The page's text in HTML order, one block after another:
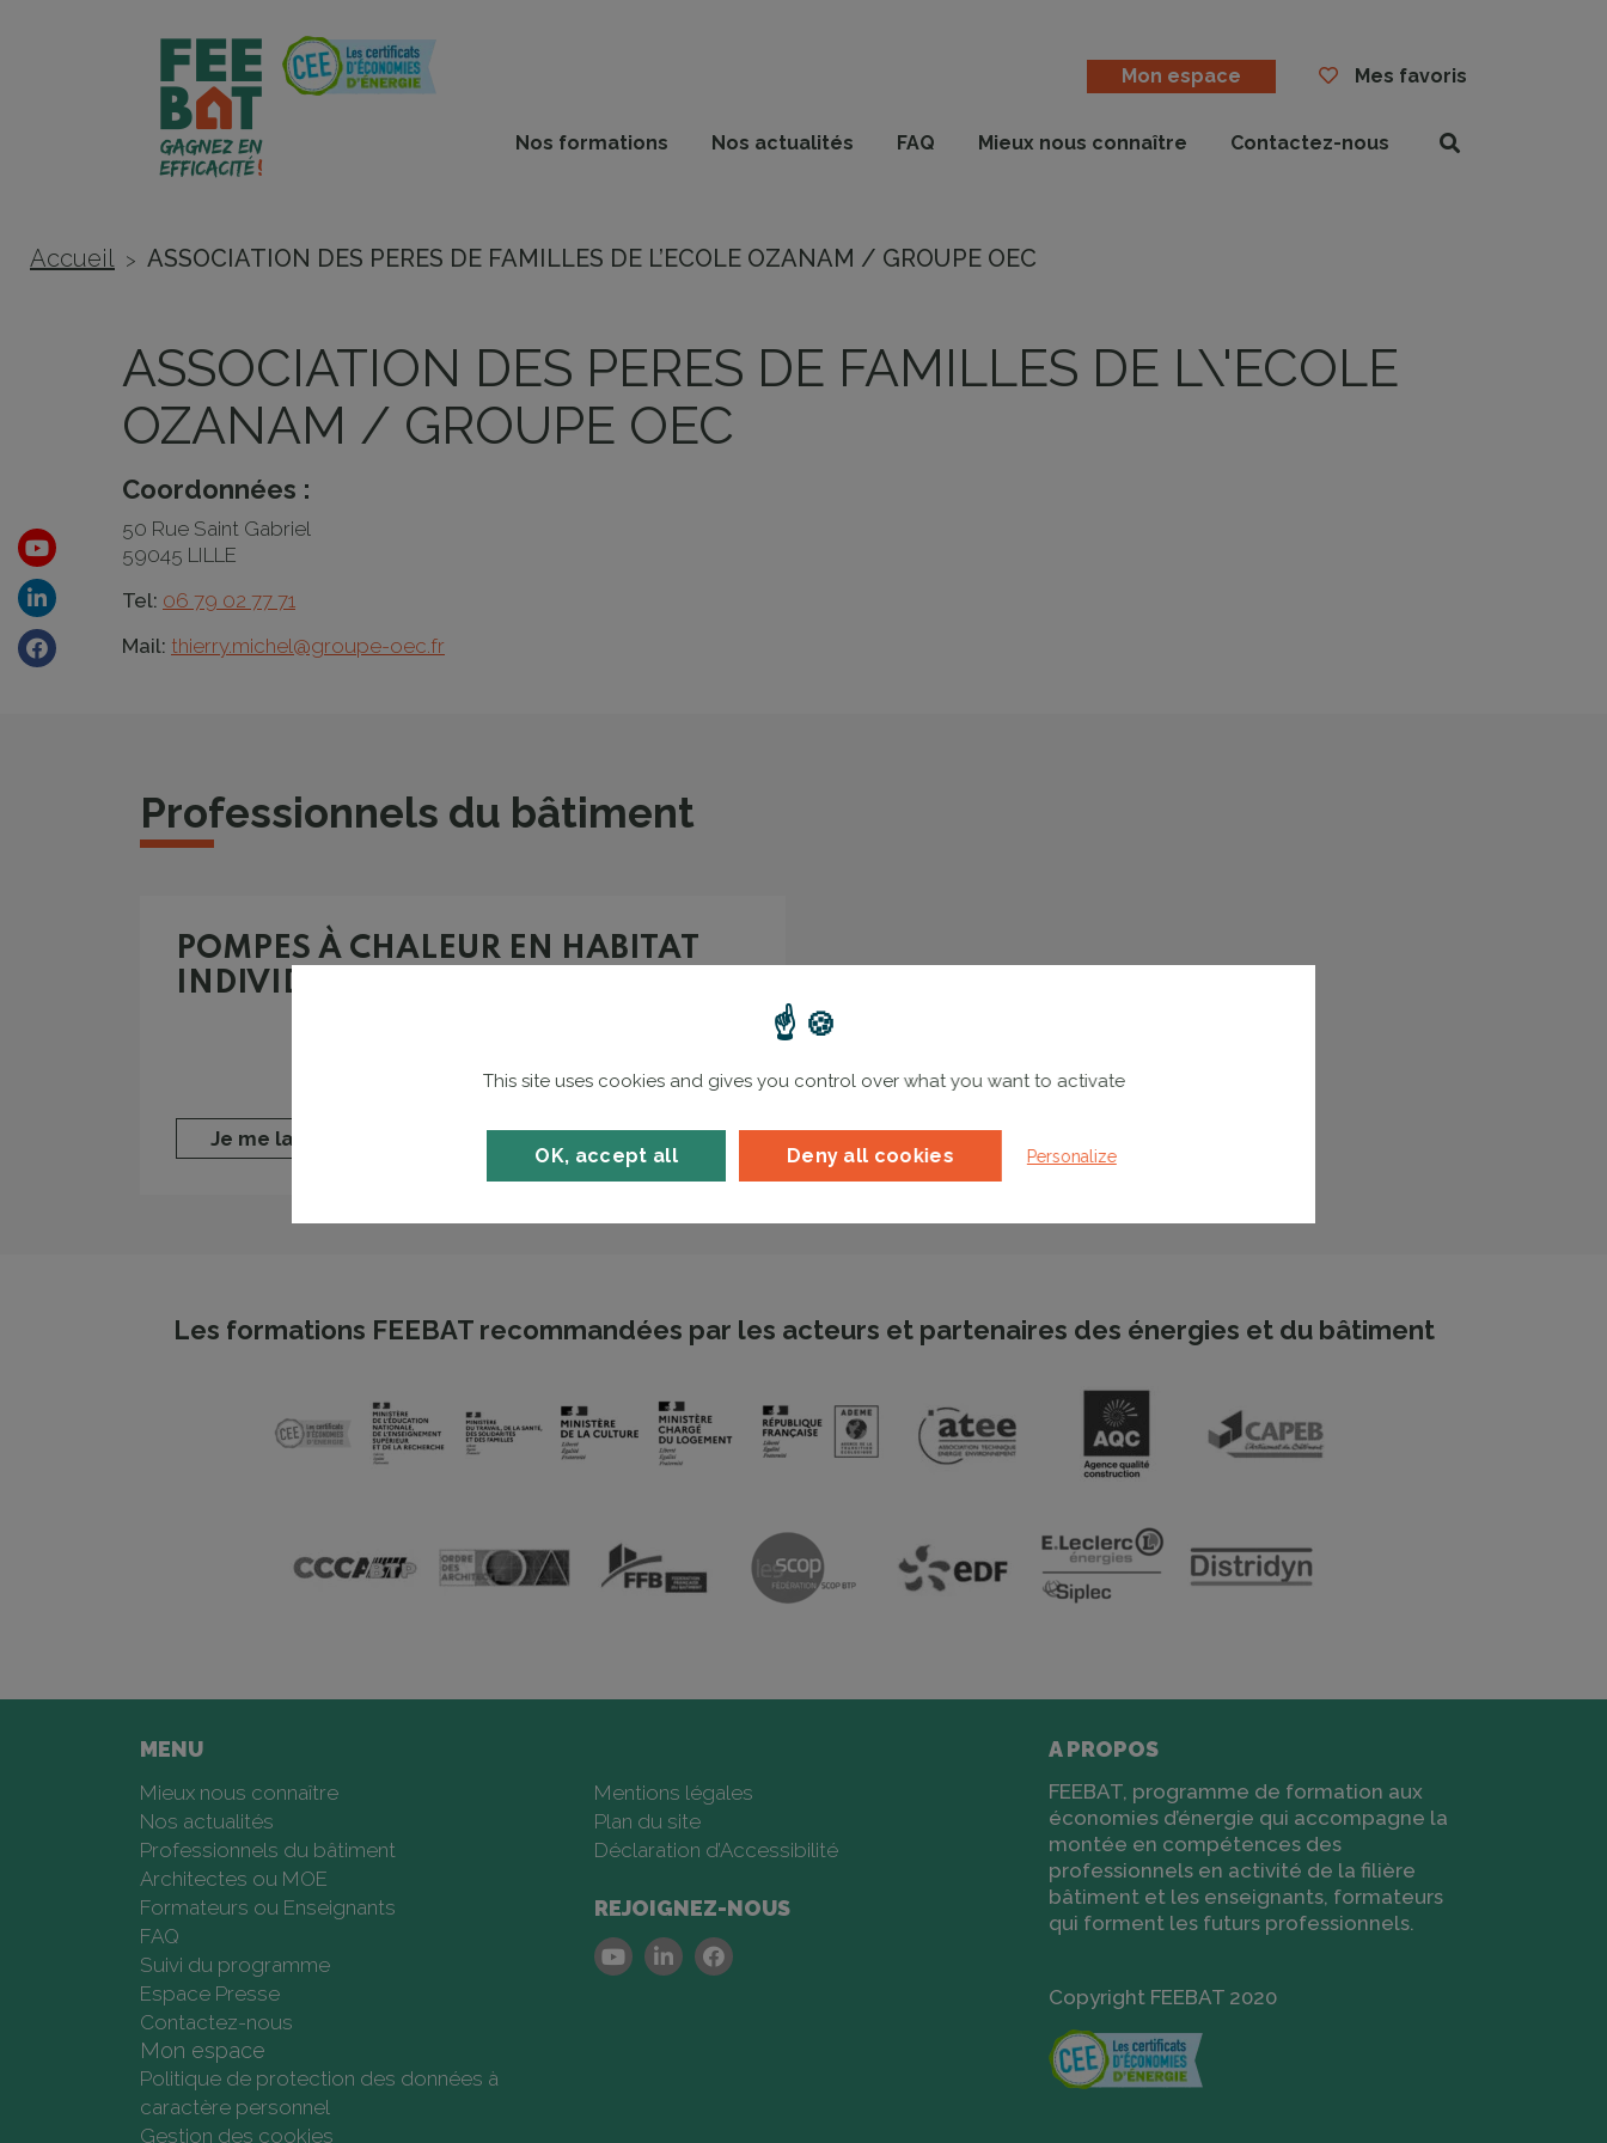
Mon espace Mes favoris
Nos formations Nos actualités FAQ Mieux nous connaître Contactez-nous
Accueil > ASSOCIATION DES PERES DE FAMILLES DE L’ECOLE OZANAM / GROUPE OEC
ASSOCIATION DES PERES DE FAMILLES DE L\'ECOLE
OZANAM / GROUPE OEC
Coordonnées :
50 Rue Saint Gabriel
59045 LILLE
Tel: 06 79 02 77 71
Mail: thierry.michel@groupe-oec.fr
Professionnels du bâtiment
POMPES À CHALEUR EN HABITAT
INDIVIDUEL
Je me lance
Les formations FEEBAT recommandées par les acteurs et partenaires des énergies et du bâtiment
MENU
Mieux nous connaître
Nos actualités
Professionnels du bâtiment
Architectes ou MOE
Formateurs ou Enseignants
FAQ
Suivi du programme
Espace Presse
Contactez-nous
Mon espace
Politique de protection des données à
caractère personnel
Gestion des cookies
Mentions légales
Plan du site
Déclaration d’Accessibilité
REJOIGNEZ-NOUS
YoutubeLinkedinFacebook
A PROPOS
FEEBAT, programme de formation aux
économies d’énergie qui accompagne la
montée en compétences des
professionnels en activité de la filière
bâtiment et les enseignants, formateurs
qui forment les futurs professionnels.
Copyright FEEBAT 2020
Youtube
Linkedin
Facebook
This site uses cookies and gives you control over what you want to activate
OK, accept all Deny all cookies Personalize